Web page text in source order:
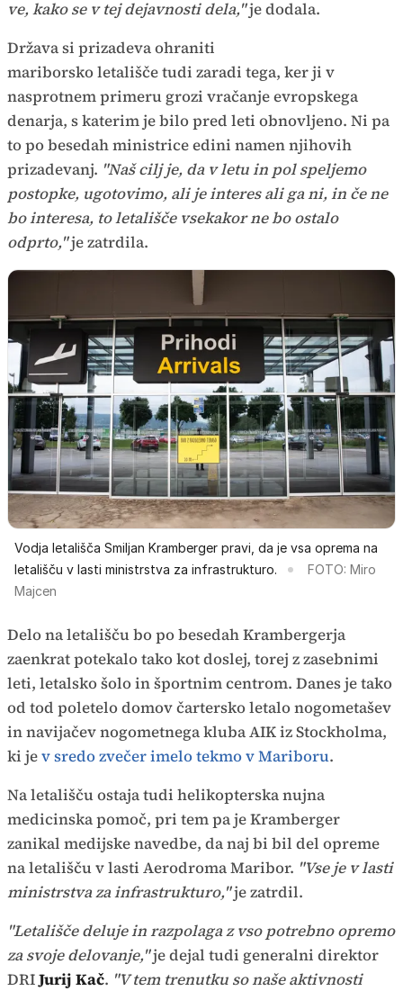
ve, kako se v tej dejavnosti dela,"je dodala.
Država si prizadeva ohraniti
mariborsko letališče tudi zaradi tega, ker ji v
nasprotnem primeru grozi vračanje evropskega
denarja, s katerim je bilo pred leti obnovljeno. Ni pa
to po besedah ministrice edini namen njihovih
prizadevanj. "Naš cilj je, da v letu in pol speljemo
postopke, ugotovimo, ali je interes ali ga ni, in če ne
bo interesa, to letališče vsekakor ne bo ostalo
odprto,"je zatrdila.
Vodja letališča Smiljan Kramberger pravi, da je vsa oprema na
letališču v lasti ministrstva za infrastrukturo.
FOTO: Miro
Majcen
Delo na letališču bo po besedah Krambergerja
zaenkrat potekalo tako kot doslej, torej z zasebnimi
leti, letalsko šolo in športnim centrom. Danes je tako
od tod poletelo domov čartersko letalo nogometašev
in navijačev nogometnega kluba AIK iz Stockholma,
ki jev sredo zvečer imelo tekmo v Mariboru.
Na letališču ostaja tudi helikopterska nujna
medicinska pomoč, pri tem pa je Kramberger
zanikal medijske navedbe, da naj bi bil del opreme
na letališču v lasti Aerodroma Maribor. "Vse je v lasti
ministrstva za infrastrukturo,"je zatrdil.
"Letališče deluje in razpolaga z vso potrebno opremo
za svoje delovanje,"je dejal tudi generalni direktor
DRIJurij Kač. "V tem trenutku so naše aktivnosti